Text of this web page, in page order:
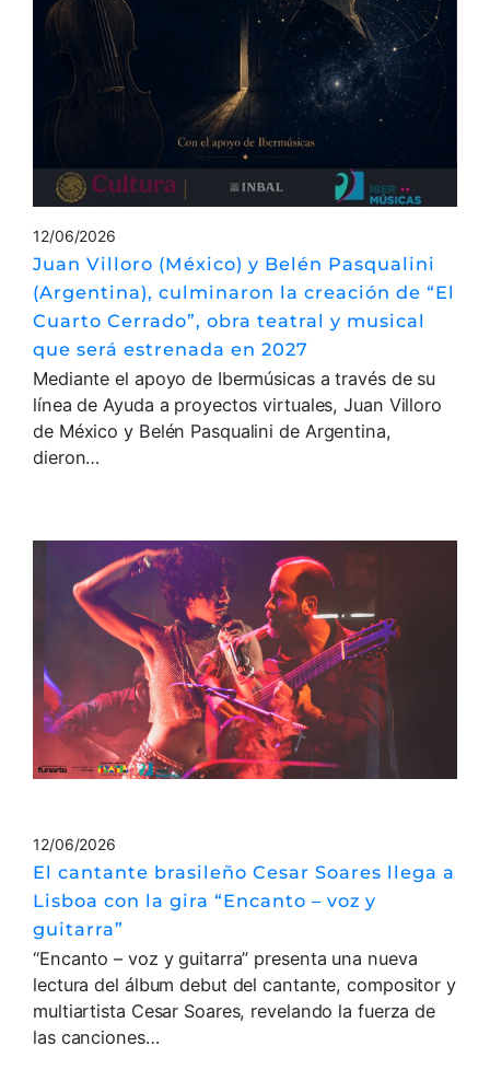
12/06/2026
Juan Villoro (México) y Belén Pasqualini
(Argentina), culminaron la creación de “El
Cuarto Cerrado”, obra teatral y musical
que será estrenada en 2027
Mediante el apoyo de Ibermúsicas a través de su
línea de Ayuda a proyectos virtuales, Juan Villoro
de México y Belén Pasqualini de Argentina,
dieron…
12/06/2026
El cantante brasileño Cesar Soares llega a
Lisboa con la gira “Encanto – voz y
guitarra”
“Encanto – voz y guitarra” presenta una nueva
lectura del álbum debut del cantante, compositor y
multiartista Cesar Soares, revelando la fuerza de
las canciones…